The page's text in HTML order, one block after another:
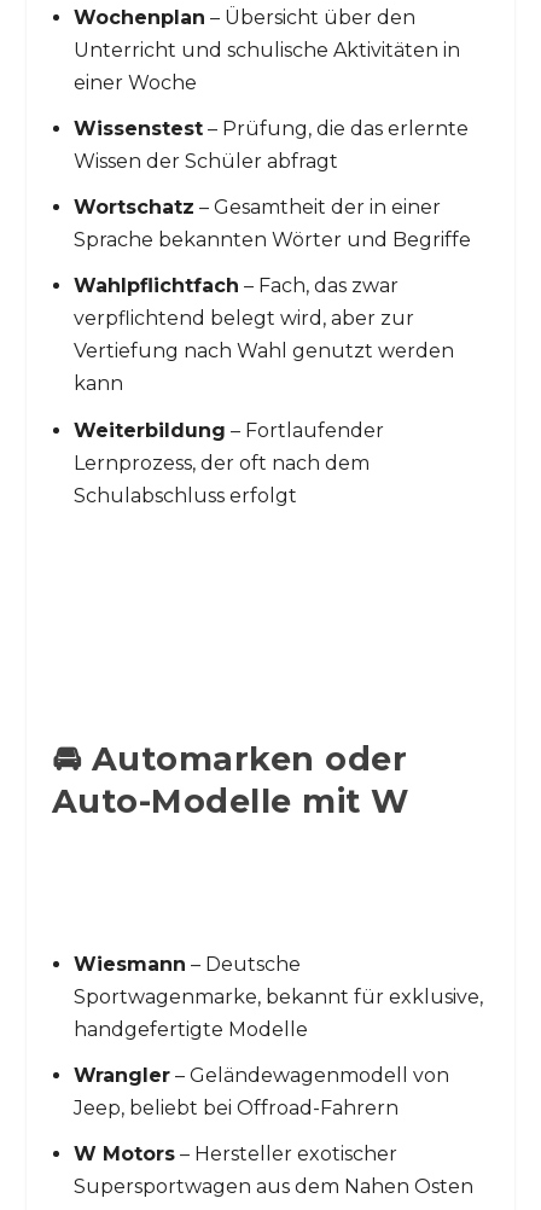
Wochenplan – Übersicht über den
Unterricht und schulische Aktivitäten in
einer Woche
Wissenstest– Prüfung, die das erlernte
Wissen der Schüler abfragt
Wortschatz – Gesamtheit der in einer
Sprache bekannten Wörter und Begriffe
Wahlpflichtfach – Fach, das zwar
verpflichtend belegt wird, aber zur
Vertiefung nach Wahl genutzt werden
kann
Weiterbildung – Fortlaufender
Lernprozess, der oft nach dem
Schulabschluss erfolgt
🚘 Automarken oder
Auto-Modelle mit W
Wiesmann – Deutsche
Sportwagenmarke, bekannt für exklusive,
handgefertigte Modelle
Wrangler– Geländewagenmodell von
Jeep, beliebt bei Offroad-Fahrern
W Motors– Hersteller exotischer
Supersportwagen aus dem Nahen Osten